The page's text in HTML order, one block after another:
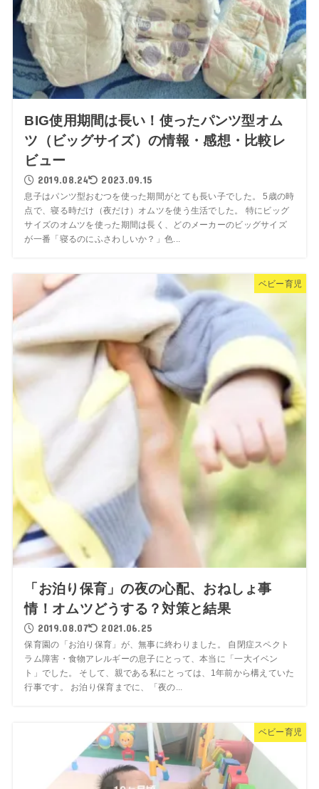
BIG使用期間は長い！使ったパンツ型オム
ツ（ビッグサイズ）の情報・感想・比較レ
ビュー
2019.08.24 2023.09.15
息子はパンツ型おむつを使った期間がとても長い子でした。 5歳の時
点で、寝る時だけ（夜だけ）オムツを使う生活でした。 特にビッグ
サイズのオムツを使った期間は長く、どのメーカーのビッグサイズ
が一番「寝るのにふさわしいか？」色...
ベビー育児
「お泊り保育」の夜の心配、おねしょ事
情！オムツどうする？対策と結果
2019.08.07 2021.06.25
保育園の「お泊り保育」が、無事に終わりました。 自閉症スペクト
ラム障害・食物アレルギーの息子にとって、本当に「一大イベン
ト」でした。 そして、親である私にとっては、1年前から構えていた
行事です。 お泊り保育までに、「夜の...
ベビー育児